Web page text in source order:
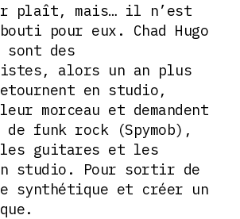
plaît, mais… il n’est
pour eux. Chad Hugo
des
alors un an plus
en studio,
morceau et demandent
de funk rock (Spymob),
guitares et les
studio. Pour sortir de
synthétique et créer un